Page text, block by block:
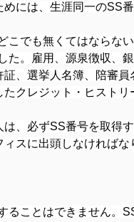
には、生涯同一のSS
でも無くてはならな
。雇用、源泉徴収、
、選挙人名簿、陪審
クレジット・ヒストリ
、必ずSS番号を取得
スに出頭しなければ
ことはできません。